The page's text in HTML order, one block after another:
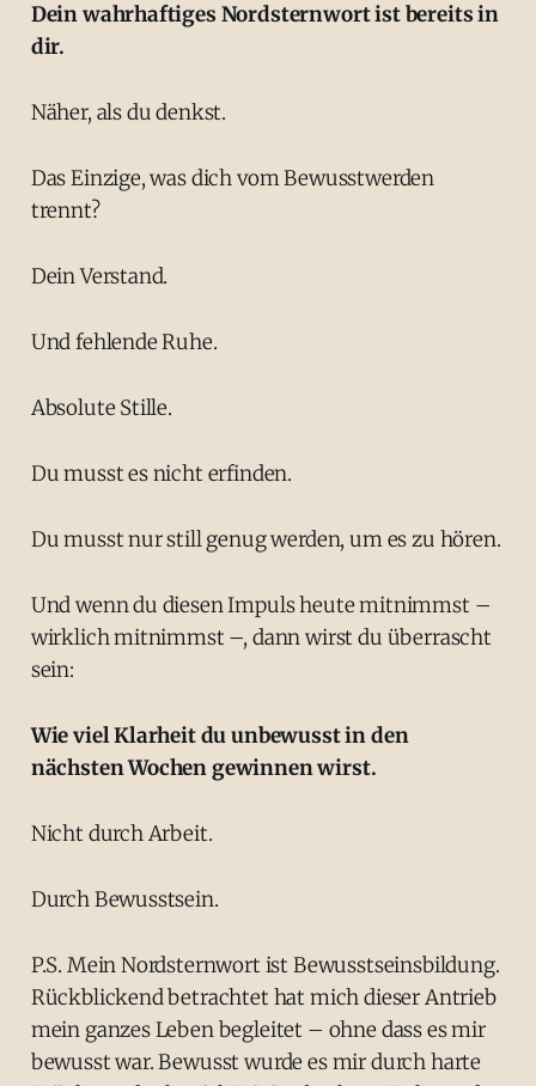
Dein wahrhaftiges Nordsternwort ist bereits in
dir.
Näher, als du denkst.
Das Einzige, was dich vom Bewusstwerden
trennt?
Dein Verstand.
Und fehlende Ruhe.
Absolute Stille.
Du musst es nicht erfinden.
Du musst nur still genug werden, um es zu hören.
Und wenn du diesen Impuls heute mitnimmst –
wirklich mitnimmst –, dann wirst du überrascht
sein:
Wie viel Klarheit du unbewusst in den
nächsten Wochen gewinnen wirst.
Nicht durch Arbeit.
Durch Bewusstsein.
P.S. Mein Nordsternwort ist Bewusstseinsbildung.
Rückblickend betrachtet hat mich dieser Antrieb
mein ganzes Leben begleitet – ohne dass es mir
bewusst war. Bewusst wurde es mir durch harte